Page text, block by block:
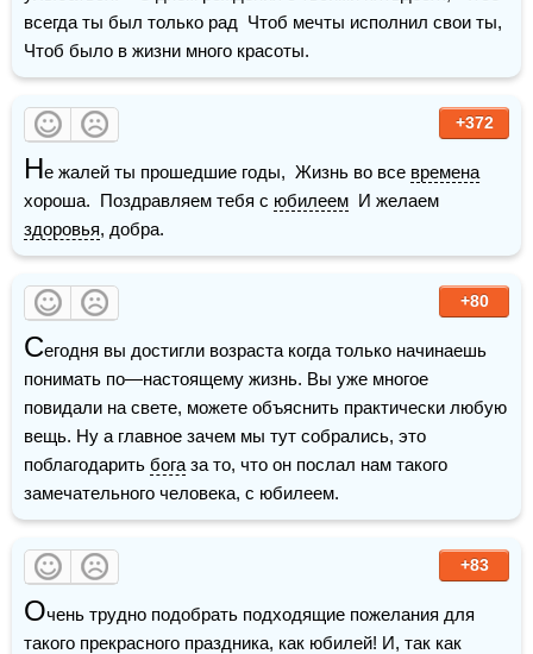
всегда ты был только рад  Чтоб мечты исполнил свои ты,
Чтоб было в жизни много красоты.
+372
Не жалей ты прошедшие годы,  Жизнь во все времена
хороша.  Поздравляем тебя с юбилеем
здоровья, добра.
+80
Сегодня вы достигли возраста когда только начинаешь
понимать по—настоящему жизнь. Вы уже многое
повидали на свете, можете объяснить практически любую
вещь. Ну а главное зачем мы тут собрались, это
поблагодарить бога за то, что он послал нам такого
замечательного человека, с юбилеем.
+83
Очень трудно подобрать подходящие пожелания для
такого прекрасного праздника, как юбилей! И, так как